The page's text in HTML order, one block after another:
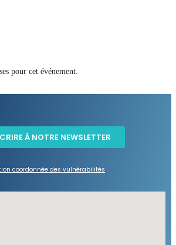
pour cet événement.
À NOTRE NEWSLETTER
coordonnée des vulnérabilités​